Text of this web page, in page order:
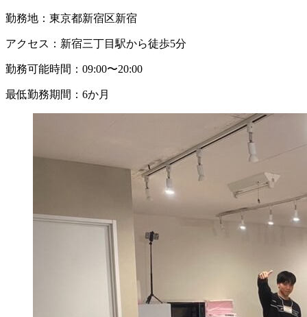
勤務地： 東京都新宿区新宿
アクセス： 新宿三丁目駅から徒歩5分
勤務可能時間： 09:00〜20:00
最低勤務期間： 6か月